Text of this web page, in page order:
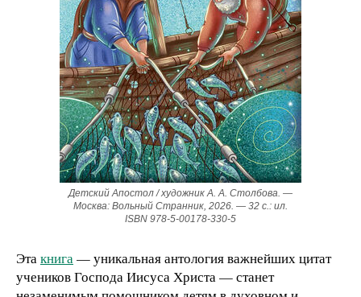
Детский Апостол / художник А. А. Столбова. —
Москва: Вольный Странник, 2026. — 32 с.: ил.
ISBN 978-5-00178-330-5
Этакнига— уникальная антология важнейших цитат
учеников Господа Иисуса Христа — станет